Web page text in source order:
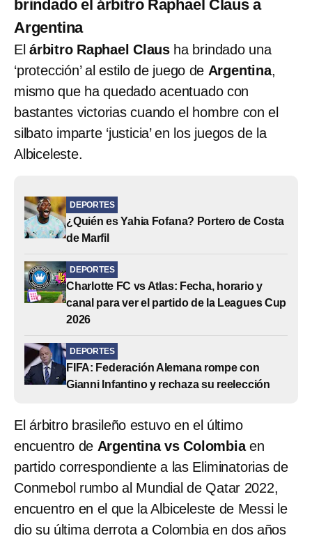
brindado el árbitro Raphael Claus a
Argentina
El árbitro Raphael Claus ha brindado una
‘protección’ al estilo de juego de Argentina,
mismo que ha quedado acentuado con
bastantes victorias cuando el hombre con el
silbato imparte ‘justicia’ en los juegos de la
Albiceleste.
DEPORTES
¿Quién es Yahia Fofana? Portero de Costa
de Marfil
DEPORTES
Charlotte FC vs Atlas: Fecha, horario y
canal para ver el partido de la Leagues Cup
2026
DEPORTES
FIFA: Federación Alemana rompe con
Gianni Infantino y rechaza su reelección
El árbitro brasileño estuvo en el último
encuentro de Argentina vs Colombiaen
partido correspondiente a las Eliminatorias de
Conmebol rumbo al Mundial de Qatar 2022,
encuentro en el que la Albiceleste de Messi le
dio su última derrota a Colombia en dos años